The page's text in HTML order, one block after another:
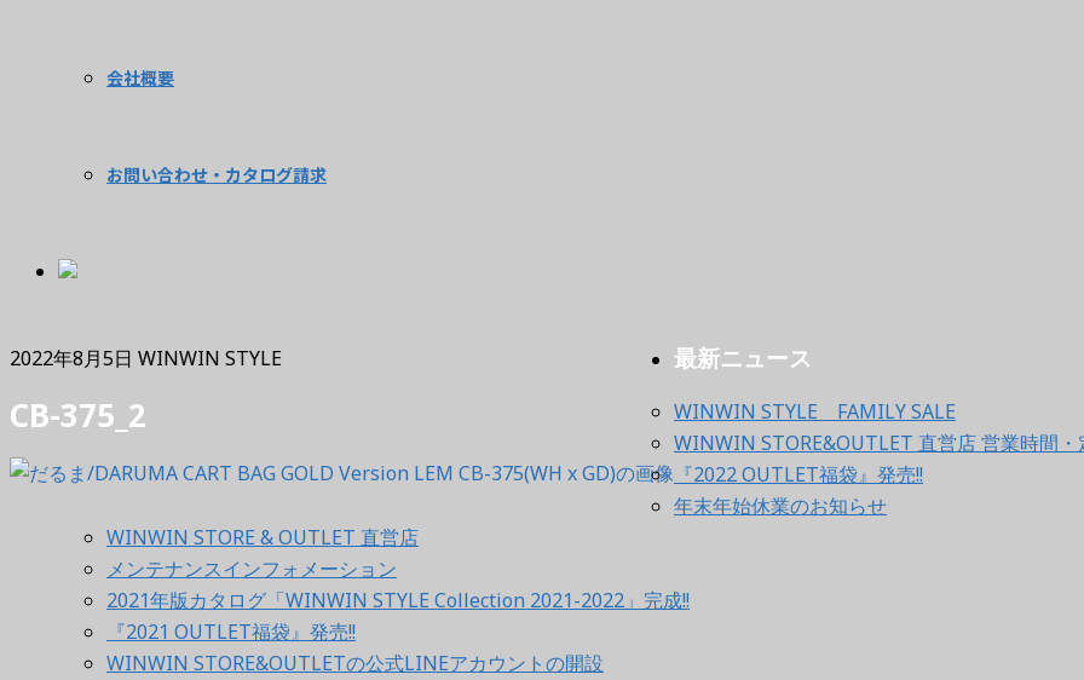
会社概要
お問い合わせ・カタログ請求
2022年8月5日 WINWIN STYLE
CB-375_2
最新ニュース
WINWIN STYLE FAMILY SALE
WINWIN STORE&OUTLET 直営店 営業時間
『2022 OUTLET福袋』発売!!
年末年始休業のお知らせ
WINWIN STORE & OUTLET 直営店
メンテナンスインフォメーション
2021年版カタログ「WINWIN STYLE Collection 2021-2022」完成!!
『2021 OUTLET福袋』発売!!
WINWIN STORE&OUTLETの公式LINEアカウントの開設